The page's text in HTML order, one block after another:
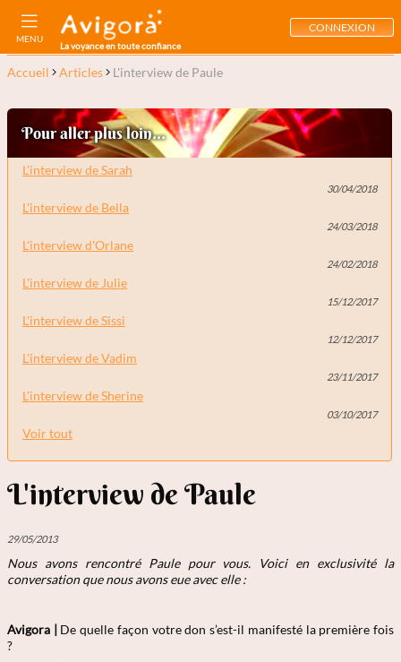
MENU
La voyance en toute confiance
CONNEXION
Accueil Articles L'interview de Paule
Pour aller plus loin...
L'interview de Sarah
30/04/2018
L'interview de Bella
24/03/2018
L'interview d'Orlane
24/02/2018
L'interview de Julie
15/12/2017
L'interview de Sissi
12/12/2017
L'interview de Vadim
23/11/2017
L'interview de Sherine
03/10/2017
Voir tout
L'interview de Paule
29/05/2013
Nous avons rencontré Paule pour vous. Voici en exclusivité la
conversation que nous avons eue avec elle :
Avigora | De quelle façon votre don s’est-il manifesté la première fois
?